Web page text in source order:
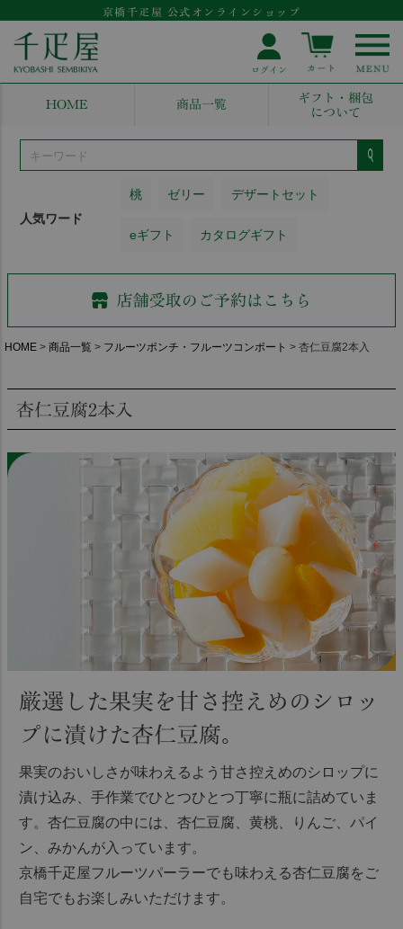
京橋千疋屋 公式オンラインショップ
HOME 商品一覧
ギフト・梱包
について
人気ワード
桃 ゼリー デザートセット
eギフト カタログギフト
HOME 商品一覧 フルーツポンチ・フルーツコンポート 杏仁豆腐2本入
杏仁豆腐2本入
厳選した果実を甘さ控えめのシロッ
プに漬けた杏仁豆腐。
果実のおいしさが味わえるよう甘さ控えめのシロップに
漬け込み、手作業でひとつひとつ丁寧に瓶に詰めていま
す。杏仁豆腐の中には、杏仁豆腐、黄桃、りんご、パイ
ン、みかんが入っています。
京橋千疋屋フルーツパーラーでも味わえる杏仁豆腐をご
自宅でもお楽しみいただけます。